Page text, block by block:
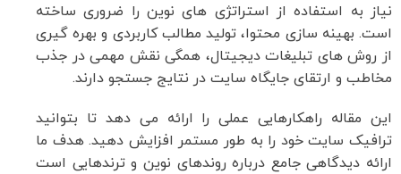
نیاز به استفاده از استراتژی های نوین را ضروری ساخته
است. بهینه سازی محتوا، تولید مطالب کاربردی و بهره گیری
از روش های تبلیغات دیجیتال، همگی نقش مهمی در جذب
مخاطب و ارتقای جایگاه سایت در نتایج جستجو دارند.
این مقاله راهکارهایی عملی را ارائه می دهد تا بتوانید
ترافیک سایت خود را به طور مستمر افزایش دهید. هدف ما
ارائه دیدگاهی جامع درباره روندهای نوین و ترندهایی است